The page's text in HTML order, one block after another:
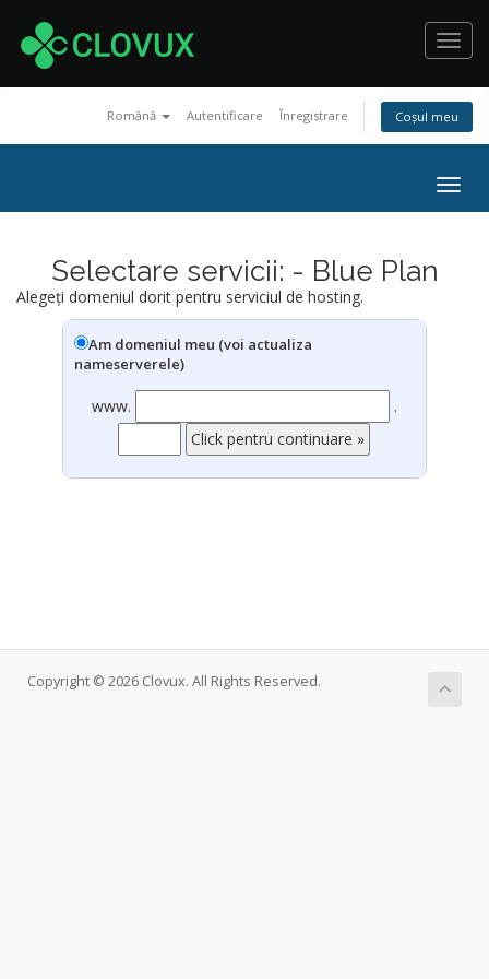
Română Autentificare Înregistrare Coșul meu
Selectare servicii: - Blue Plan
Alegeți domeniul dorit pentru serviciul de hosting.
Am domeniul meu (voi actualiza
nameserverele)
www. .
Copyright © 2026 Clovux. All Rights Reserved.